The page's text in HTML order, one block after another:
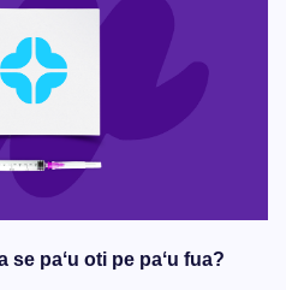
se paʻu oti pe paʻu fua?